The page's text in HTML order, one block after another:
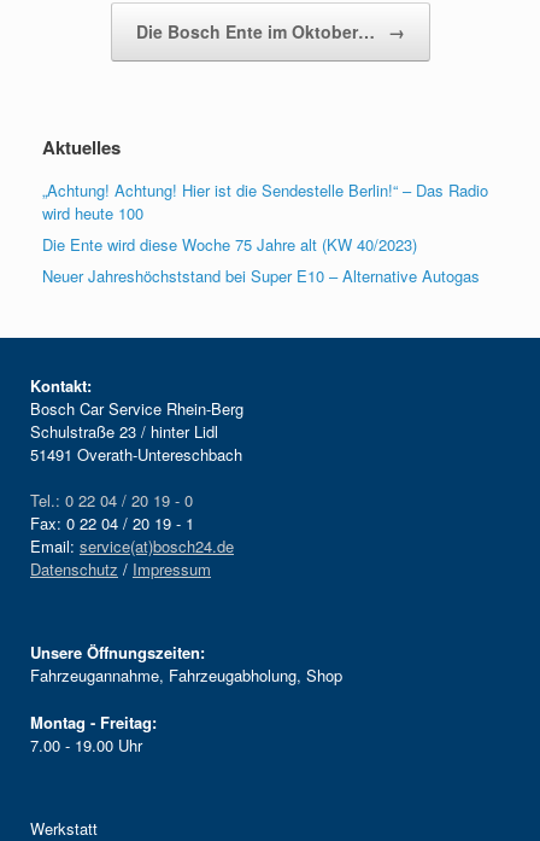
Die Bosch Ente im Oktober… →
Aktuelles
„Achtung! Achtung! Hier ist die Sendestelle Berlin!“ – Das Radio
wird heute 100
Die Ente wird diese Woche 75 Jahre alt (KW 40/2023)
Neuer Jahreshöchststand bei Super E10 – Alternative Autogas
Kontakt:
Bosch Car Service Rhein-Berg
Schulstraße 23 / hinter Lidl
51491 Overath-Untereschbach
Tel.: 0 22 04 / 20 19 - 0
Fax: 0 22 04 / 20 19 - 1
Email: service(at)bosch24.de
Datenschutz / Impressum
Unsere Öffnungszeiten:
Fahrzeugannahme, Fahrzeugabholung, Shop
Montag - Freitag:
7.00 - 19.00 Uhr
Werkstatt